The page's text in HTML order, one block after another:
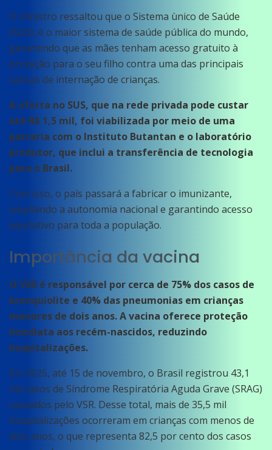
O ministro ressaltou que o Sistema ùnico de Saúde
(SUS), é o maior sistema de saúde pública do mundo,
garantindo que as mães tenham acesso gratuito à
proteção para o seu filho contra uma das principais
causas de internação de crianças.
A oferta no SUS, que na rede privada pode custar
até R$ 1,5 mil, foi viabilizada por meio de uma
parceria com o Instituto Butantan e o laboratório
produtor, que inclui a transferência de tecnologia
para o Brasil.
Com isso, o país passará a fabricar o imunizante,
ampliando a autonomia nacional e garantindo acesso
equitativo para toda a população.
Importância da vacina
O VSR é responsável por cerca de 75% dos casos de
bronquiolite e 40% das pneumonias em crianças
menores de dois anos. A vacina oferece proteção
imediata aos recém-nascidos, reduzindo
hospitalizações.
Em 2025, até 15 de novembro, o Brasil registrou 43,1
mil casos de Síndrome Respiratória Aguda Grave (SRAG)
causados pelo VSR. Desse total, mais de 35,5 mil
hospitalizações ocorreram em crianças com menos de
dois anos, o que representa 82,5 por cento dos casos